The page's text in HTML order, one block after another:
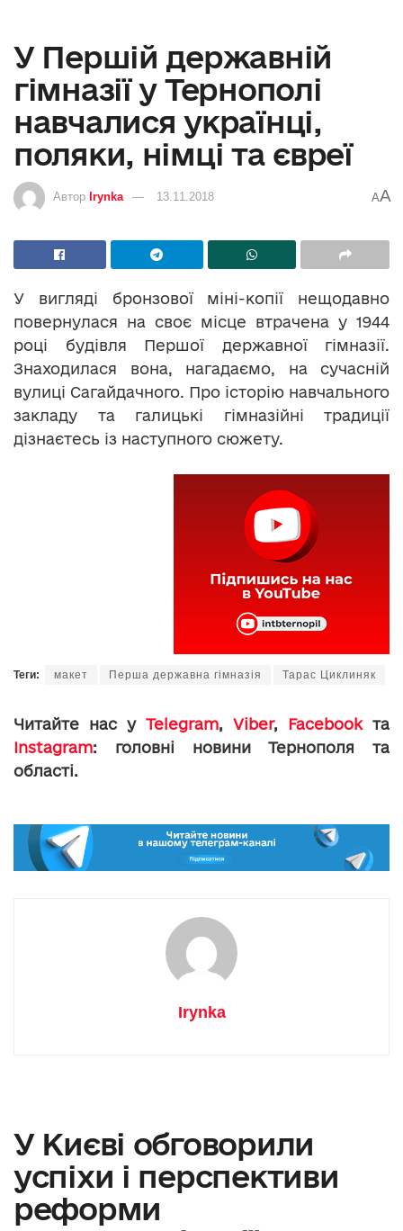
У Першій державній
гімназії у Тернополі
навчалися українці,
поляки, німці та євреї
Автор Irynka 13.11.2018 AA
У вигляді бронзової міні-копії нещодавно
повернулася на своє місце втрачена у 1944
році будівля Першої державної гімназії.
Знаходилася вона, нагадаємо, на сучасній
вулиці Сагайдачного. Про історію навчального
закладу та галицькі гімназійні традиції
дізнаєтесь із наступного сюжету.
Теги: макет Перша державна гімназія Тарас Циклиняк
Читайте нас у Telegram, Viber, Facebookта
Instagram: головні новини Тернополя та
області.
Irynka
У Києві обговорили
успіхи і перспективи
реформи